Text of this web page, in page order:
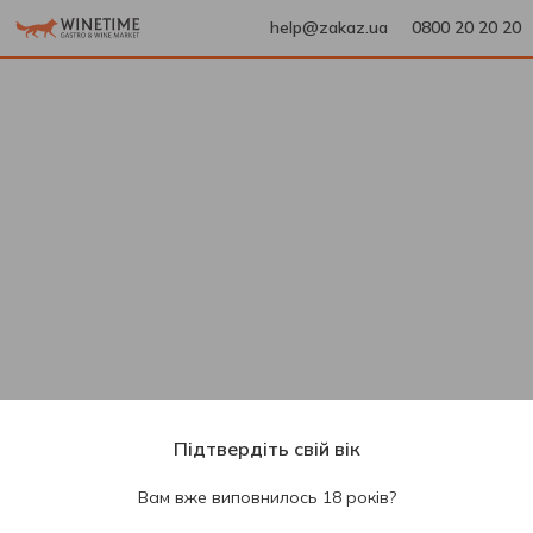
help@zakaz.ua 0800 20 20 20
Підтвердіть свій вік
Вам вже виповнилось 18 років?